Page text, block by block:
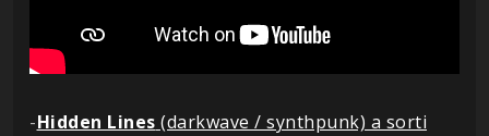
-Hidden Lines (darkwave / synthpunk) a sorti